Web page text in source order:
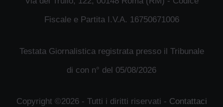
Fiscale e Partita I.V.A. 16750671006
Testata Giornalistica registrata presso il Tribunale
di con n° del 05/08/2026
Copyright ©2026 - Tutti i diritti riservati - Contattaci